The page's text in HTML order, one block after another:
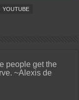
YOUTUBE
people get the
~Alexis de